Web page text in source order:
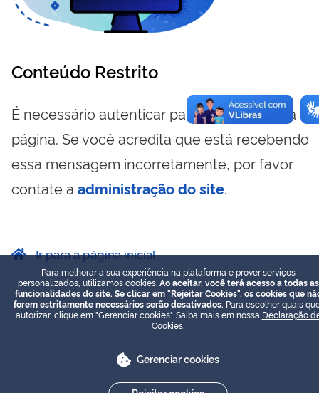
Conteúdo Restrito
É necessário autenticar para visualizar essa
página. Se você acredita que está recebendo
essa mensagem incorretamente, por favor
contate a administração do site.
Ir para a página inicial
Para melhorar a sua experiência na plataforma e prover serviços
personalizados, utilizamos cookies. Ao aceitar, você terá acesso a todas as
funcionalidades do site. Se clicar em "Rejeitar Cookies", os cookies que
forem estritamente necessários serão desativados. Para escolher quais
autorizar, clique em "Gerenciar cookies". Saiba mais em nossa Declaração
Cookies
Gerenciar cookies